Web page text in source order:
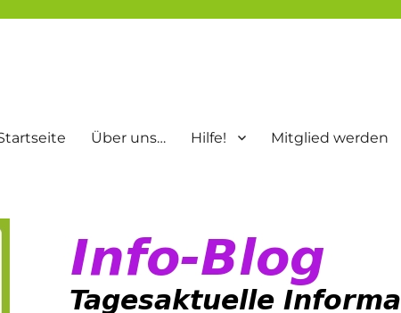
Über uns… Hilfe! Mitglied werden